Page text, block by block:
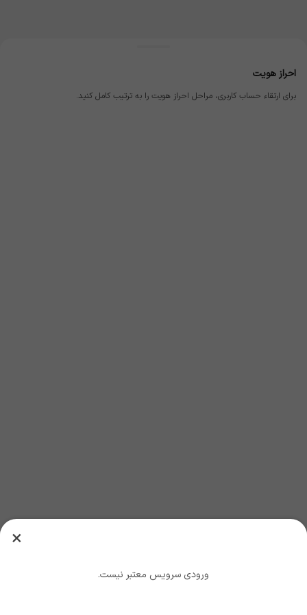
احراز هویت
برای ارتقاء حساب کاربری، مراحل احراز هویت را به ترتیب کامل کنید.
×
ورودی سرویس معتبر نیست.